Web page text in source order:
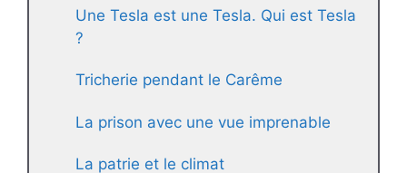
Une Tesla est une Tesla. Qui est Tesla
?
Tricherie pendant le Carême
La prison avec une vue imprenable
La patrie et le climat